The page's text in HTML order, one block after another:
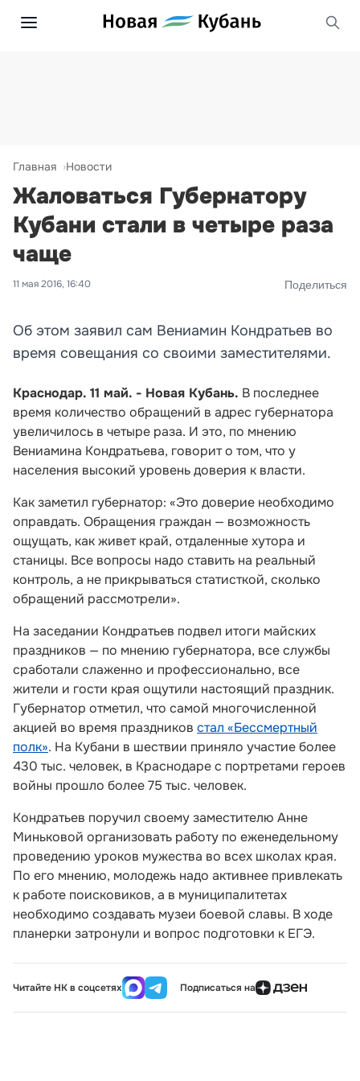
Главная Новости
Жаловаться Губернатору
Кубани стали в четыре раза
чаще
11 мая 2016, 16:40 Поделиться
Об этом заявил сам Вениамин Кондратьев во
время совещания со своими заместителями.
Краснодар. 11 май. - Новая Кубань. В последнее
время количество обращений в адрес губернатора
увеличилось в четыре раза. И это, по мнению
Вениамина Кондратьева, говорит о том, что у
населения высокий уровень доверия к власти.
Как заметил губернатор: «Это доверие необходимо
оправдать. Обращения граждан — возможность
ощущать, как живет край, отдаленные хутора и
станицы. Все вопросы надо ставить на реальный
контроль, а не прикрываться статисткой, сколько
обращений рассмотрели».
На заседании Кондратьев подвел итоги майских
праздников — по мнению губернатора, все службы
сработали слаженно и профессионально, все
жители и гости края ощутили настоящий праздник.
Губернатор отметил, что самой многочисленной
акцией во время праздников стал «Бессмертный
полк». На Кубани в шествии приняло участие более
430 тыс. человек, в Краснодаре с портретами героев
войны прошло более 75 тыс. человек.
Кондратьев поручил своему заместителю Анне
Миньковой организовать работу по еженедельному
проведению уроков мужества во всех школах края.
По его мнению, молодежь надо активнее привлекать
к работе поисковиков, а в муниципалитетах
необходимо создавать музеи боевой славы. В ходе
планерки затронули и вопрос подготовки к ЕГЭ.
Читайте НК в соцсетях Подписаться на